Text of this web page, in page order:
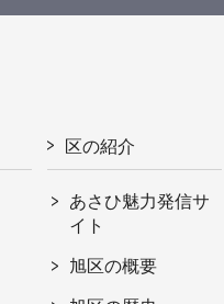
区の紹介
あさひ魅力発信サ
イト
旭区の概要